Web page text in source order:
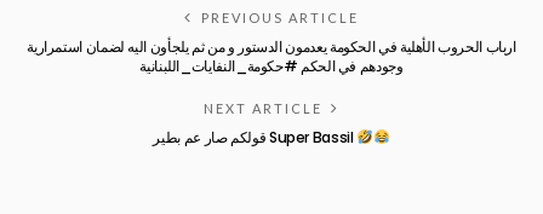
PREVIOUS ARTICLE
ارباب الحروب الأهلية في الحكومة يعدمون الدستور و من ثم يلجأون اليه لضمان استمرارية
وجودهم في الحكم #حكومة_النفايات_اللبنانية
NEXT ARTICLE
قولكم صار عم بطير Super Bassil